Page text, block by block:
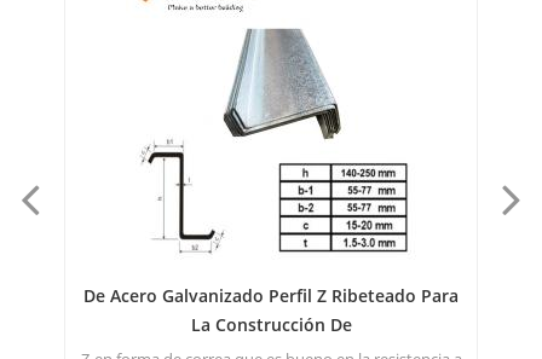
De Acero Galvanizado Perfil Z Ribeteado Para
La Construcción De